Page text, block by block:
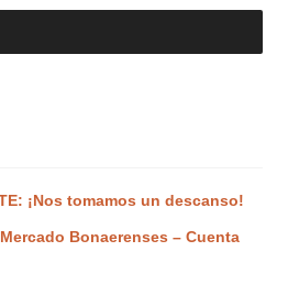
¡Nos tomamos un descanso!
Bonaerenses – Cuenta